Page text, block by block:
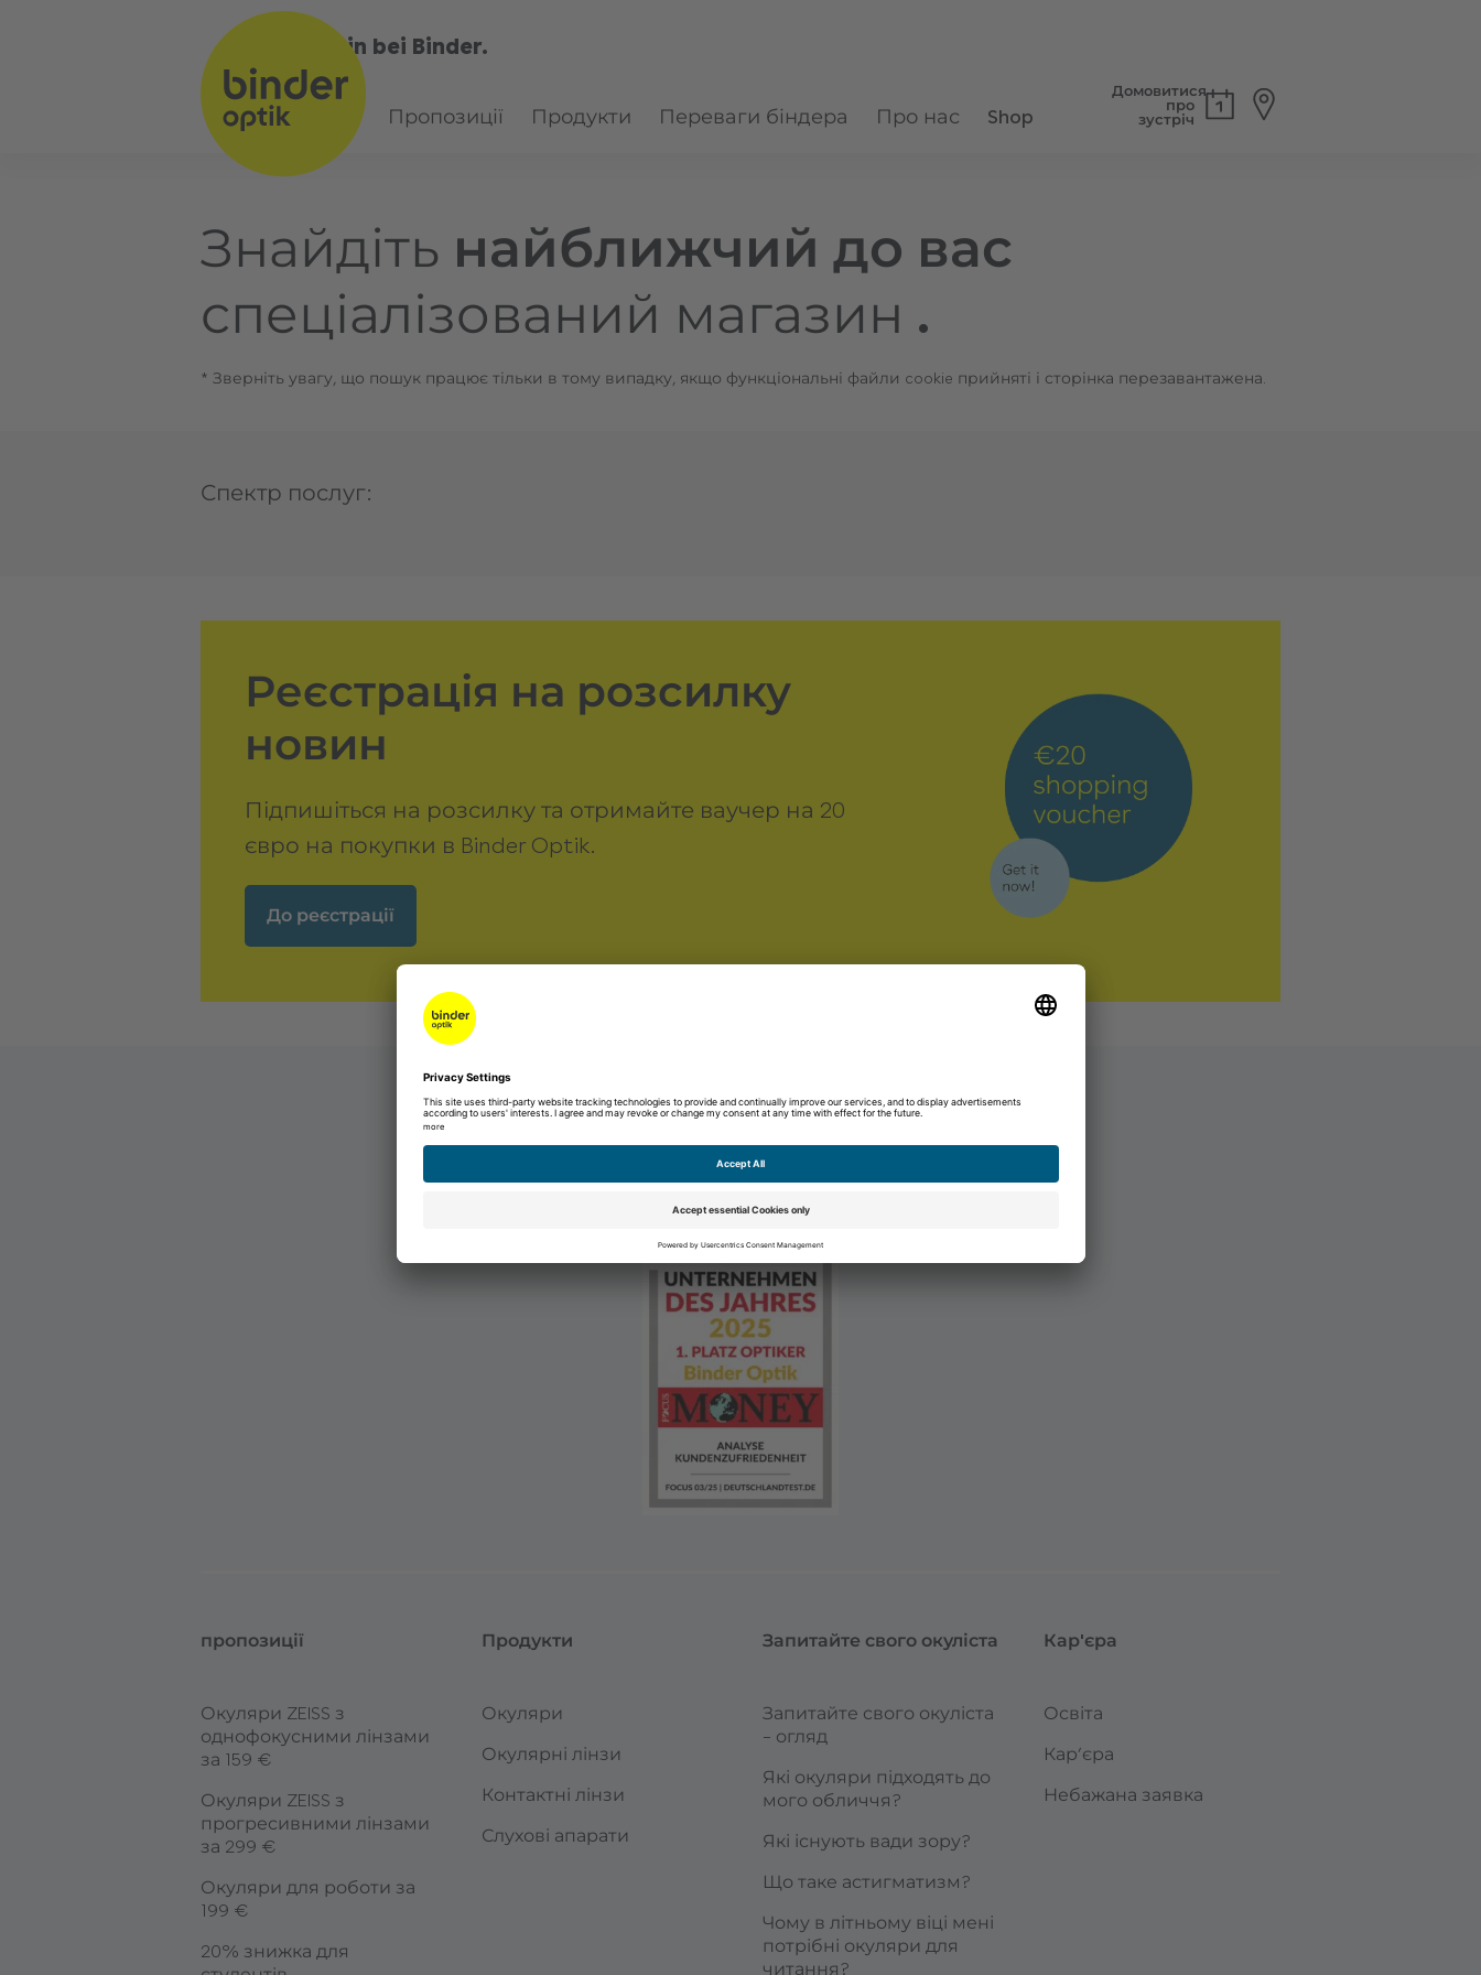
Bin bei Binder.
Пропозиції Продукти Переваги біндера Про нас Shop
Домовитися
про
зустріч
Знайдіть найближчий до вас
спеціалізований магазин .
* Зверніть увагу, що пошук працює тільки в тому випадку, якщо функціональні файли cookie прийняті і сторінка перезавантажена.
Спектр послуг:
Реєстрація на розсилку
новин
Підпишіться на розсилку та отримайте ваучер на 20
євро на покупки в Binder Optik.
До реєстрації
Відмінно
пропозиції
Окуляри ZEISS з
однофокусними лінзами
за 159 €
Окуляри ZEISS з
прогресивними лінзами
за 299 €
Окуляри для роботи за
199 €
20% знижка для
Продукти
Окуляри
Окулярні лінзи
Контактні лінзи
Слухові апарати
Запитайте свого окуліста
Запитайте свого окуліста
– огляд
Які окуляри підходять до
мого обличчя?
Які існують вади зору?
Що таке астигматизм?
Чому в літньому віці мені
потрібні окуляри для
читання?
Кар'єра
Освіта
Кар’єра
Небажана заявка